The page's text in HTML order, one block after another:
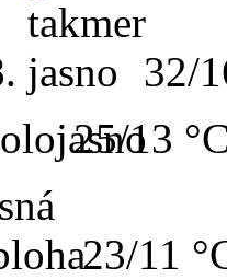
32/
25/13
23/11